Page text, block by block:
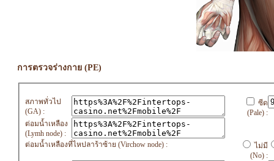
การตรวจร่างกาย (PE)
สภาพทั่วไป
(GA) :
ซีด
(Pale) :
ต่อมน้ำเหลือง
(Lymh node) :
ต่อมน้ำเหลืองที่ไหปลาร้าซ้าย (Virchow node) :
ไม่มี
(No) :